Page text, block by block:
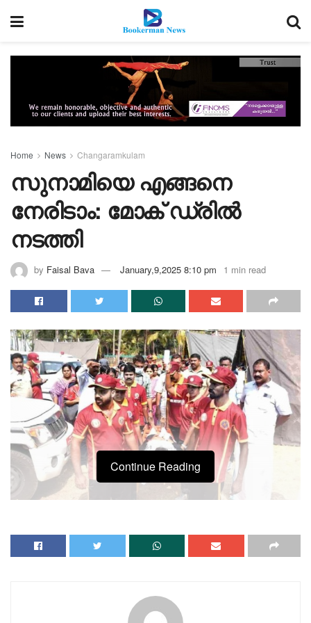
Home News Changaramkulam
സുനാമിയെ എങ്ങനെ
നേരിടാം: മോക് ഡ്രിൽ
നടത്തി
by Faisal Bava January,9,2025 8:10 pm 1 min read
വെളിയങ്കോട്: തീരദേശത്തെ ജനങ്ങളെ സുനാമിയെ
നേരിടാൻ പ്രാ പ്‌തമാക്കുന്നതിന്റെ ഭാഗമായി ഐക്യ
സുനാമി മോക്ക്ഡ്രിൽ സംഘടിപ്പിച്ചു. 17-ാം വാർഡിലെ
Continue Reading